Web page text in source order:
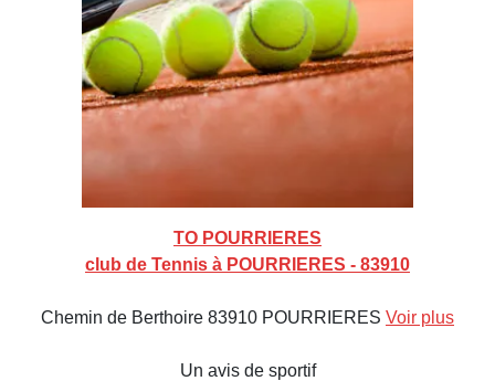
TO POURRIERES
club de Tennis à POURRIERES - 83910
Chemin de Berthoire 83910 POURRIERES Voir plus
Un avis de sportif